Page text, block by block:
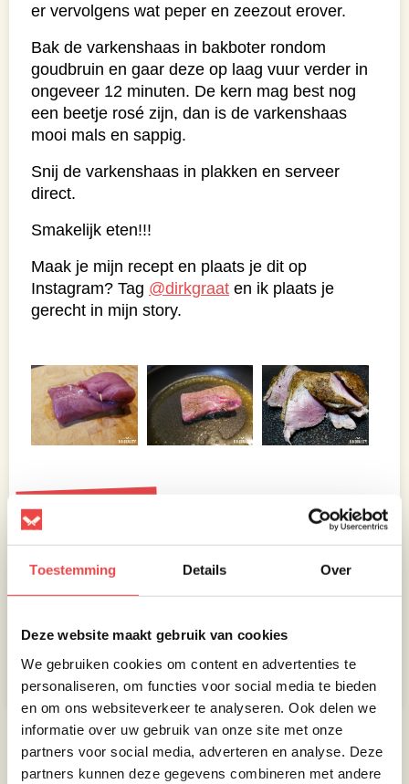
Toestemming Details Over
Deze website maakt gebruik van cookies
We gebruiken cookies om content en advertenties te
personaliseren, om functies voor social media te bieden
en om ons websiteverkeer te analyseren. Ook delen we
informatie over uw gebruik van onze site met onze
partners voor social media, adverteren en analyse. Deze
partners kunnen deze gegevens combineren met andere
Beoordeel dit recept
er vervolgens wat peper en zeezout erover.
Bak de varkenshaas in bakboter rondom
goudbruin en gaar deze op laag vuur verder in
ongeveer 12 minuten. De kern mag best nog
een beetje rosé zijn, dan is de varkenshaas
mooi mals en sappig.
Snij de varkenshaas in plakken en serveer
direct.
Smakelijk eten!!!
Maak je mijn recept en plaats je dit op
Instagram? Tag @dirkgraat en ik plaats je
gerecht in mijn story.
Ingrediënten
theelepel
Oregano
0,5 theelepel
Gemalen
naar